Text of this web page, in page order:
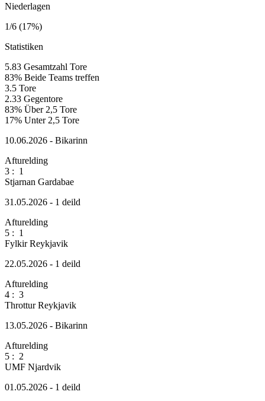
Niederlagen
1/6 (17%)
Statistiken
5.83 Gesamtzahl Tore
83% Beide Teams treffen
3.5 Tore
2.33 Gegentore
83% Über 2,5 Tore
17% Unter 2,5 Tore
10.06.2026 - Bikarinn
Afturelding
3 : 1
Stjarnan Gardabae
31.05.2026 - 1 deild
Afturelding
5 : 1
Fylkir Reykjavik
22.05.2026 - 1 deild
Afturelding
4 : 3
Throttur Reykjavik
13.05.2026 - Bikarinn
Afturelding
5 : 2
UMF Njardvik
01.05.2026 - 1 deild